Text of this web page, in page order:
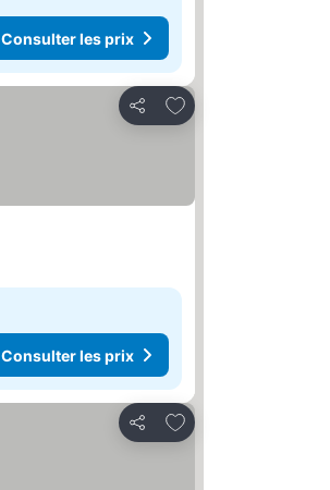
Consulter les prix
Partager
Ajouter à mes favoris
Consulter les prix
Partager
Ajouter à mes favoris